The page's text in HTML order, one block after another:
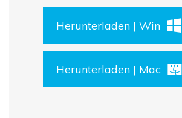
Herunterladen | Win
Herunterladen | Mac